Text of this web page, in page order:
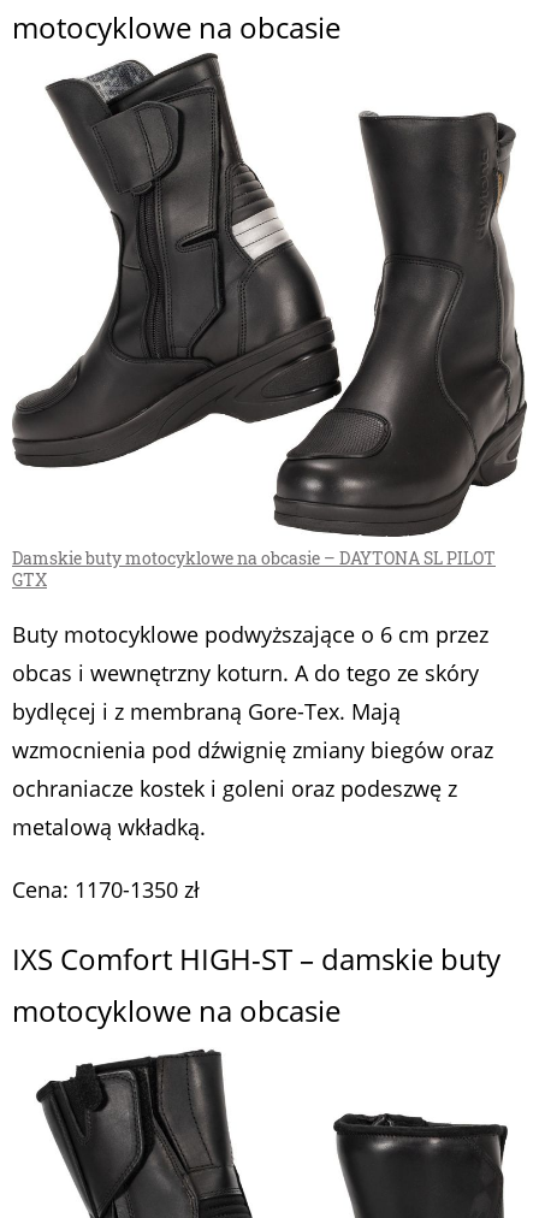
motocyklowe na obcasie
Damskie buty motocyklowe na obcasie – DAYTONA SL PILOT
GTX
Buty motocyklowe podwyższające o 6 cm przez
obcas i wewnętrzny koturn. A do tego ze skóry
bydlęcej i z membraną Gore-Tex. Mają
wzmocnienia pod dźwignię zmiany biegów oraz
ochraniacze kostek i goleni oraz podeszwę z
metalową wkładką.
Cena: 1170-1350 zł
IXS Comfort HIGH-ST – damskie buty
motocyklowe na obcasie